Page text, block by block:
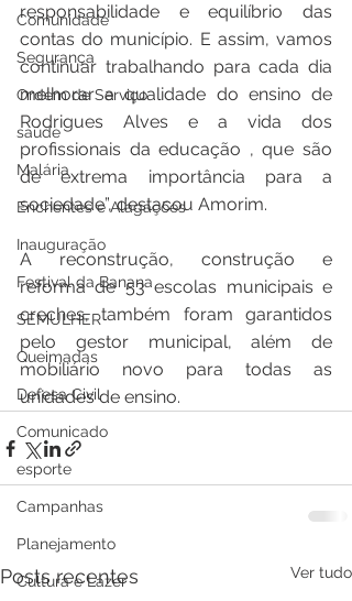
Comunidade
Segurança
Ordem de Serviço
saúde
Malária
Enchentes e Alagações
Inauguração
Festival da Banana
SEMULHER
Queimadas
Defesa Civil
Comunicado
esporte
Campanhas
Planejamento
Cultura e Lazer
responsabilidade e equilíbrio das
contas do município. E assim, vamos
continuar trabalhando para cada dia
melhorar a qualidade do ensino de
Rodrigues Alves e a vida dos
profissionais da educação , que são
de extrema importância para a
sociedade”, destacou Amorim.
A reconstrução, construção e
reforma de 53 escolas municipais e
creches, também foram garantidos
pelo gestor municipal, além de
mobiliário novo para todas as
unidades de ensino.
Posts recentes Ver tudo